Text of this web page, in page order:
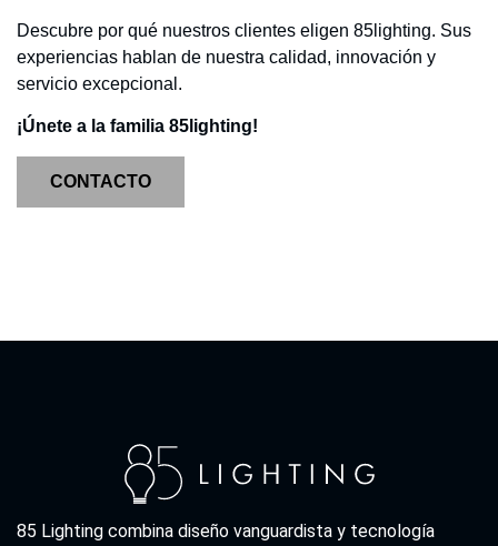
Descubre por qué nuestros clientes eligen 85lighting. Sus
experiencias hablan de nuestra calidad, innovación y
servicio excepcional.
¡Únete a la familia 85lighting!
CONTACTO
85 Lighting combina diseño vanguardista y tecnología